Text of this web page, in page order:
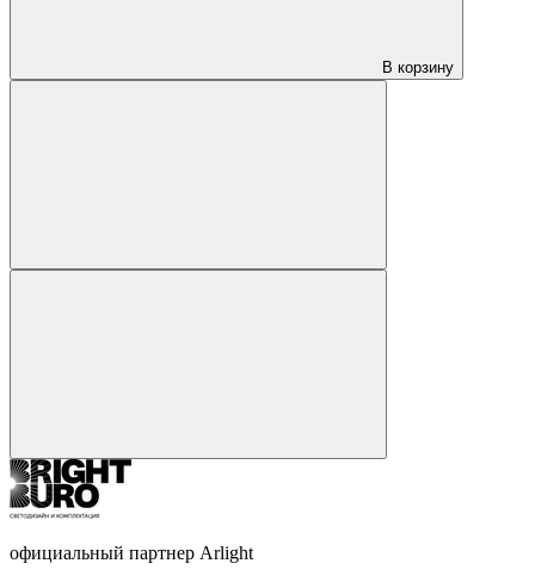
В корзину
официальный партнер Arlight